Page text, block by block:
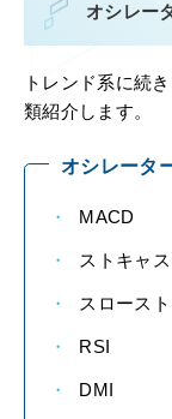
オシレー
トレンド系に続
類紹介します。
オシレータ
MACD
ストキャ
スロース
RSI
DMI